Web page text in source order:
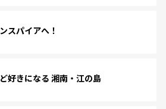
スパイアへ！
好きになる 湘南・江の島